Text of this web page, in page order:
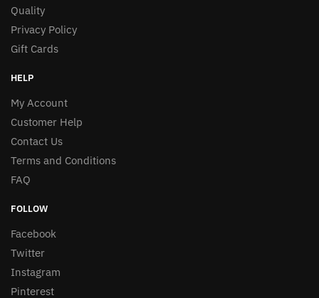
Quality
Privacy Policy
Gift Cards
HELP
My Account
Customer Help
Contact Us
Terms and Conditions
FAQ
FOLLOW
Facebook
Twitter
Instagram
Pinterest